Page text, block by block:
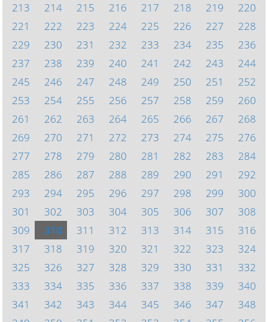
213
214 215 216 217 218 219
220
221
222 223 224 225 226 227
228
229
230 231 232 233 234 235
236
237
238 239 240 241 242 243
244
245
246 247 248 249 250 251
252
253
254 255 256 257 258 259
260
261
262 263 264 265 266 267
268
269
270 271 272 273 274 275
276
277
278 279 280 281 282 283
284
285
286 287 288 289 290 291
292
293
294 295 296 297 298 299
300
301
302 303 304 305 306 307
308
309
310 311 312 313 314 315
316
317
318 319 320 321 322 323
324
325
326 327 328 329 330 331
332
333
334 335 336 337 338 339
340
341
342 343 344 345 346 347
348